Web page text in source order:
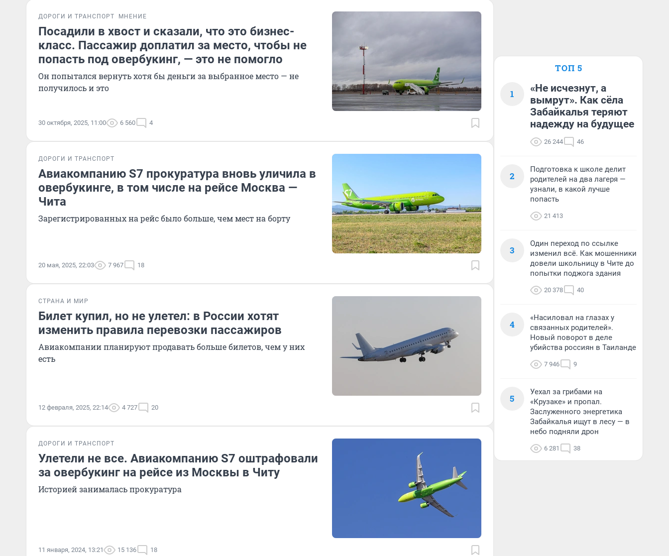
ДОРОГИ И ТРАНСПОРТ МНЕНИЕ
Посадили в хвост и сказали, что это бизнес-
класс. Пассажир доплатил за место, чтобы не
попасть под овербукинг, — это не помогло
Он попытался вернуть хотя бы деньги за выбранное место — не
получилось и это
30 октября, 2025, 11:00 6 560 4
ДОРОГИ И ТРАНСПОРТ
Авиакомпанию S7 прокуратура вновь уличила в
овербукинге, в том числе на рейсе Москва —
Чита
Зарегистрированных на рейс было больше, чем мест на борту
20 мая, 2025, 22:03 7 967 18
СТРАНА И МИР
Билет купил, но не улетел: в России хотят
изменить правила перевозки пассажиров
Авиакомпании планируют продавать больше билетов, чем у них
есть
12 февраля, 2025, 22:14 4 727 20
ДОРОГИ И ТРАНСПОРТ
Улетели не все. Авиакомпанию S7 оштрафовали
за овербукинг на рейсе из Москвы в Читу
Историей занималась прокуратура
11 января, 2024, 13:21 15 136 18
ТОП 5
1
«Не исчезнут, а
вымрут». Как сёла
Забайкалья теряют
надежду на будущее
26 244 46
2
Подготовка к школе делит
родителей на два лагеря —
узнали, в какой лучше
попасть
21 413
3
Один переход по ссылке
изменил всё. Как мошенники
довели школьницу в Чите до
попытки поджога здания
20 378 40
4
«Насиловал на глазах у
связанных родителей».
Новый поворот в деле
убийства россиян в Таиланде
7 946 9
5
Уехал за грибами на
«Крузаке» и пропал.
Заслуженного энергетика
Забайкалья ищут в лесу — в
небо подняли дрон
6 281 38